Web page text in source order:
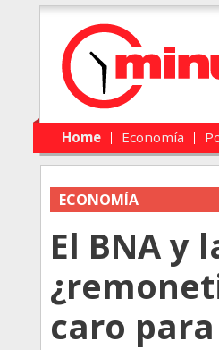
Main menu
Skip to primary content
Skip to secondary
Home Economía
ECONOMÍA
El BNA y
caro